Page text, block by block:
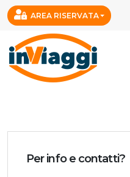
AREA RISERVATA
Per info e contatti?